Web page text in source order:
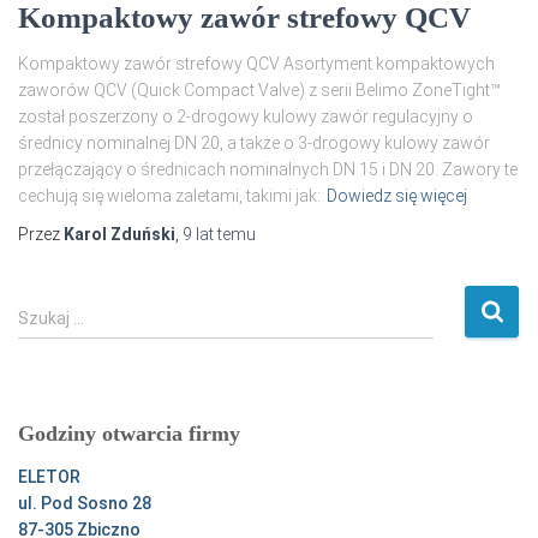
Kompaktowy zawór strefowy QCV
Kompaktowy zawór strefowy QCV Asortyment kompaktowych
zaworów QCV (Quick Compact Valve) z serii Belimo ZoneTight™
został poszerzony o 2-drogowy kulowy zawór regulacyjny o
średnicy nominalnej DN 20, a także o 3-drogowy kulowy zawór
przełączający o średnicach nominalnych DN 15 i DN 20. Zawory te
cechują się wieloma zaletami, takimi jak: Dowiedz się więcej
Przez Karol Zduński 9 lattemu
S
z
j
:
Szukaj …
Godziny otwarcia firmy
ELETOR
ul. Pod Sosno 28
87-305 Zbiczno